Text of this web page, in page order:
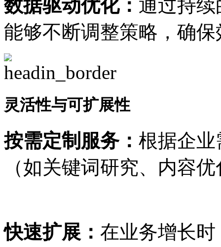
数据驱动优化： 通过持
能够不断调整策略，确
灵活性与可扩展性
按需定制服务： 根据企业
（如关键词研究、内容
快速扩展： 在业务增长